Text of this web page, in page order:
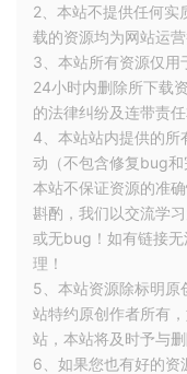
继续，在getStr()的前
fun requestInfo()
    getStr
()
//普通函数中并不推
inline fun getStr
转换成java之后：
2、本站不提供任何实
载的资源均为网站运
3、本站所有资源仅用
24小时内删除所下载
的法律纠纷及连带责
4、本站站内提供的所
动（不包含修复bug
本站不保证资源的准
斟酌，我们以交流学
或无bug！如有链接
理！
5、本站资源除标明原
站特约原创作者所有
站，本站将及时予与
6、如果您也有好的资